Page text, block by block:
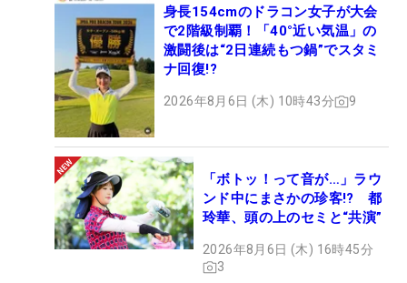
身長154cmのドラコン女子が大会
で2階級制覇！「40°近い気温」の
激闘後は“2日連続もつ鍋”でスタミ
ナ回復!?
2026年8月6日 (木) 10時43分 9
「ボトッ！って音が…」ラウ
ンド中にまさかの珍客!? 都
玲華、頭の上のセミと“共演”
2026年8月6日 (木) 16時45分
3